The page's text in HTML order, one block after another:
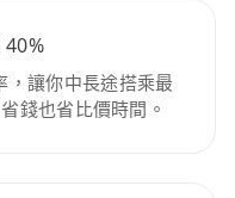
40%
，讓你中長途搭乘最
錢也省比價時間。